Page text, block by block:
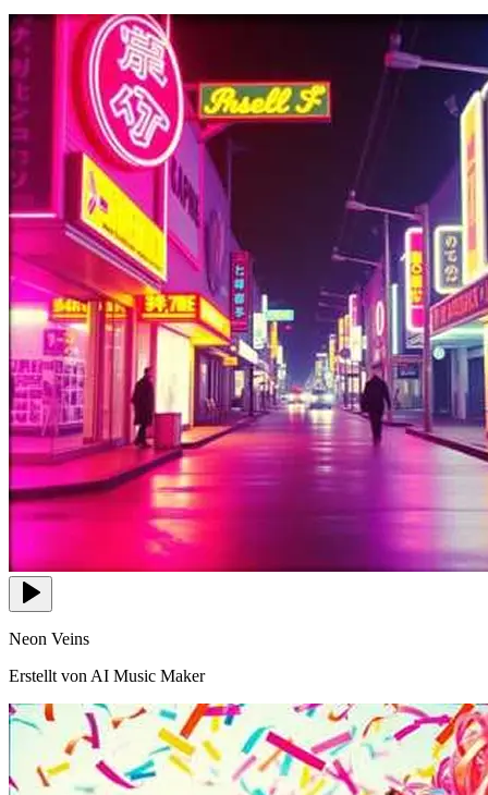
Neon Veins
Erstellt von AI Music Maker